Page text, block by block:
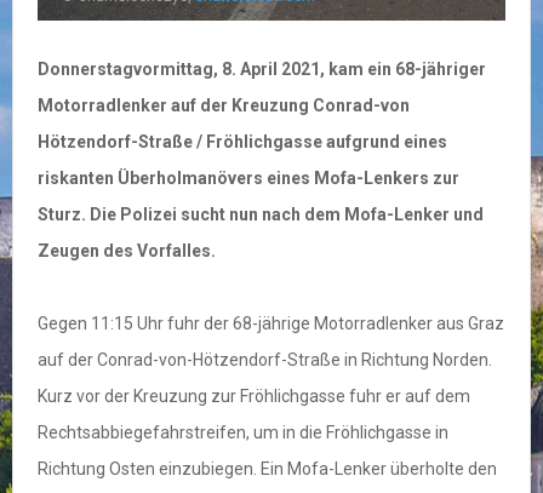
Donnerstagvormittag, 8. April 2021, kam ein 68-jähriger
Motorradlenker auf der Kreuzung Conrad-von
Hötzendorf-Straße / Fröhlichgasse aufgrund eines
riskanten Überholmanövers eines Mofa-Lenkers zur
Sturz. Die Polizei sucht nun nach dem Mofa-Lenker und
Zeugen des Vorfalles.
Gegen 11:15 Uhr fuhr der 68-jährige Motorradlenker aus Graz
auf der Conrad-von-Hötzendorf-Straße in Richtung Norden.
Kurz vor der Kreuzung zur Fröhlichgasse fuhr er auf dem
Rechtsabbiegefahrstreifen, um in die Fröhlichgasse in
Richtung Osten einzubiegen. Ein Mofa-Lenker überholte den